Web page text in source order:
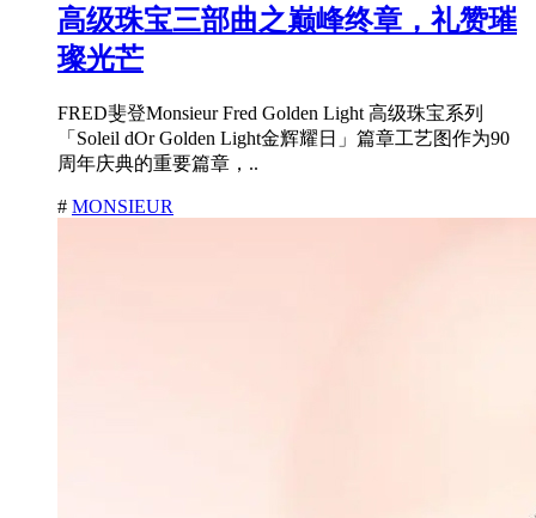
高级珠宝三部曲之巅峰终章，礼赞璀
璨光芒
FRED斐登Monsieur Fred Golden Light 高级珠宝系列
「Soleil dOr Golden Light金辉耀日」篇章工艺图作为90
周年庆典的重要篇章，..
# MONSIEUR